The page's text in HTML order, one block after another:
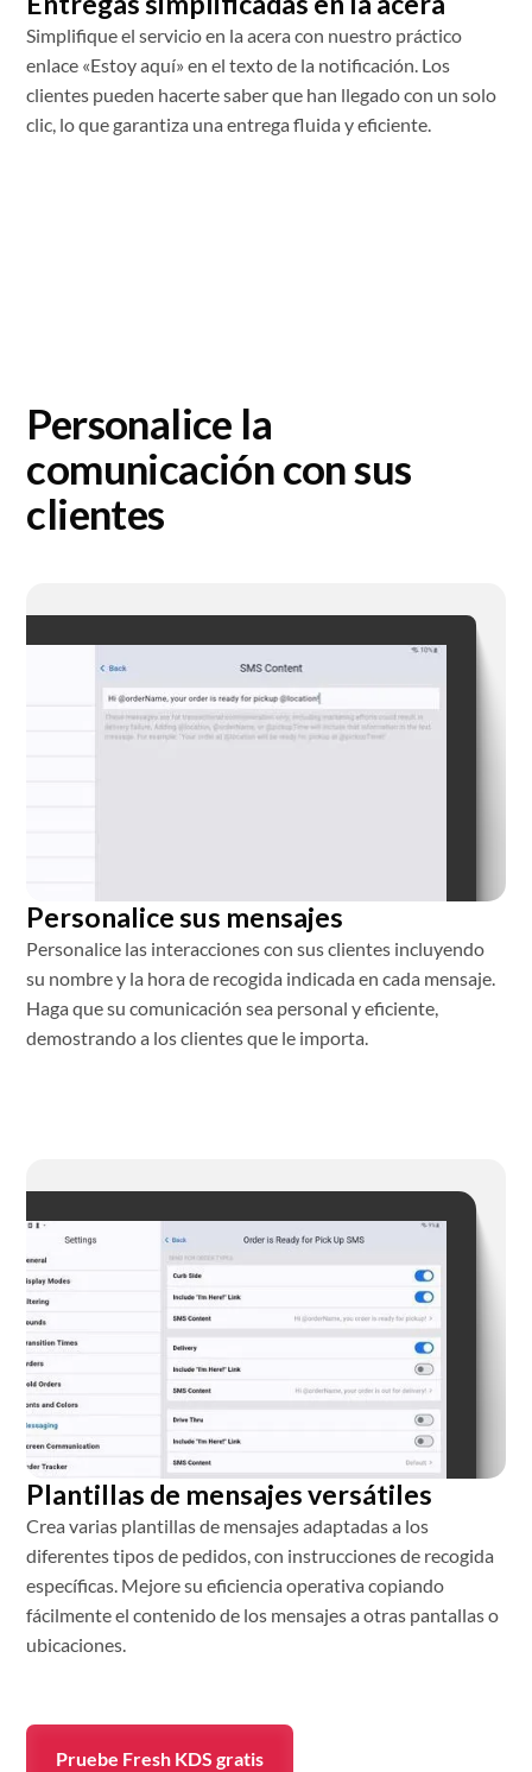
Simplifique el servicio en la acera con nuestro práctico
enlace «Estoy aquí» en el texto de la notificación. Los
clientes pueden hacerte saber que han llegado con un solo
clic, lo que garantiza una entrega fluida y eficiente.
Personalice la
comunicación con sus
clientes
Personalice sus mensajes
Personalice las interacciones con sus clientes incluyendo
su nombre y la hora de recogida indicada en cada mensaje.
Haga que su comunicación sea personal y eficiente,
demostrando a los clientes que le importa.
Plantillas de mensajes versátiles
Crea varias plantillas de mensajes adaptadas a los
diferentes tipos de pedidos, con instrucciones de recogida
específicas. Mejore su eficiencia operativa copiando
fácilmente el contenido de los mensajes a otras pantallas o
ubicaciones.
Pruebe Fresh KDS gratis